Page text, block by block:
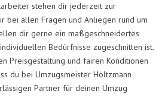
stehen dir jederzeit zur
bei allen Fragen und Anliegen rund um
dir gerne ein maßgeschneidertes
Bedürfnisse zugeschnitten ist.
Preisgestaltung und fairen Konditionen
du bei Umzugsmeister Holtzmann
Partner für deinen Umzug